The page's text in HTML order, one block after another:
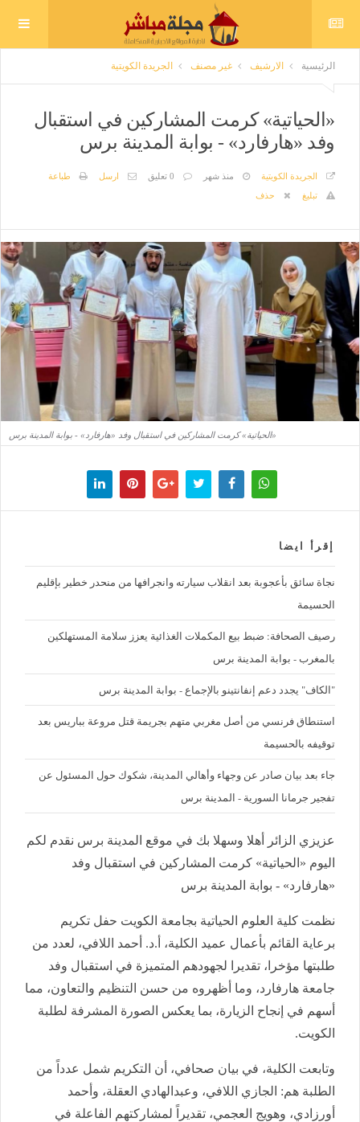
الرئيسية الارشيف غير مصنف الجريدة الكويتية
«الحياتية» كرمت المشاركين في استقبال
وفد «هارفارد» - بوابة المدينة برس
الجريدة الكويتية منذ شهر 0 تعليق ارسل
طباعة
تبليغ
حذف
«الحياتية» كرمت المشاركين في استقبال وفد «هارفارد» - بوابة المدينة برس
إقرأ ايضا
نجاة سائق بأعجوبة بعد انقلاب سيارته وانجرافها من منحدر خطير بإقليم
الحسيمة
رصيف الصحافة: ضبط بيع المكملات الغذائية يعزز سلامة المستهلكين
بالمغرب - بوابة المدينة برس
"الكاف" يجدد دعم إنفانتينو بالإجماع - بوابة المدينة برس
استنطاق فرنسي من أصل مغربي متهم بجريمة قتل مروعة بباريس بعد
توقيفه بالحسيمة
جاء بعد بيان صادر عن وجهاء وأهالي المدينة، شكوك حول المسئول عن
تفجير جرمانا السورية - المدينة برس
عزيزي الزائر أهلا وسهلا بك في موقع المدينة برس نقدم لكم
اليوم «الحياتية» كرمت المشاركين في استقبال وفد
«هارفارد» - بوابة المدينة برس
نظمت كلية العلوم الحياتية بجامعة الكويت حفل تكريم
برعاية القائم بأعمال عميد الكلية، أ.د. أحمد اللافي، لعدد من
طلبتها مؤخرا، تقديرا لجهودهم المتميزة في استقبال وفد
جامعة هارفارد، وما أظهروه من حسن التنظيم والتعاون، مما
أسهم في إنجاح الزيارة، بما يعكس الصورة المشرفة لطلبة
الكويت.
وتابعت الكلية، في بيان صحافي، أن التكريم شمل عدداً من
الطلبة هم: الجازي اللافي، وعبدالهادي العقلة، وأحمد
أورزادي، وهويج العجمي، تقديراً لمشاركتهم الفاعلة في